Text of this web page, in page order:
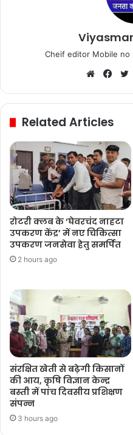
Cheif editor Mobile no
Related Articles
रोटरी क्लब के ‘घेवरचंद नाहटा
उपकरण केंद्र’ में नए चिकित्सा
उपकरण जनसेवा हेतु समर्पित
2 hours ago
संरक्षित खेती से बढ़ेगी किसानों
की आय, कृषि विज्ञान केन्द्र
बस्ती में पांच दिवसीय प्रशिक्षण
संपन्न
3 hours ago